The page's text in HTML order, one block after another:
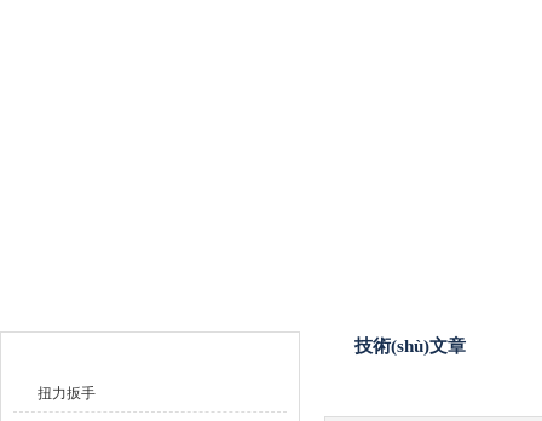
扭力扳手
技術(shù)文章